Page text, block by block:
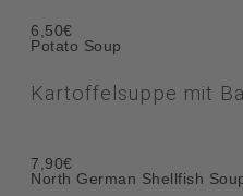
6,50€
Potato Soup
Kartoffelsuppe mit
7,90€
North German Shellfish